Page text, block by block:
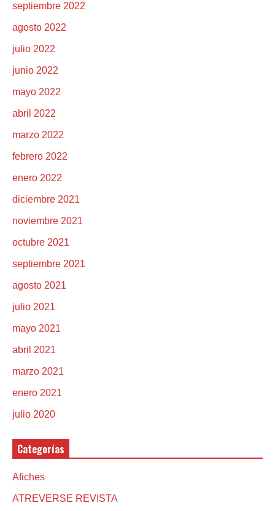
septiembre 2022
agosto 2022
julio 2022
junio 2022
mayo 2022
abril 2022
marzo 2022
febrero 2022
enero 2022
diciembre 2021
noviembre 2021
octubre 2021
septiembre 2021
agosto 2021
julio 2021
mayo 2021
abril 2021
marzo 2021
enero 2021
julio 2020
Categorías
Afiches
ATREVERSE REVISTA